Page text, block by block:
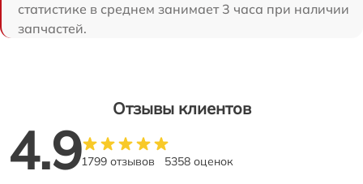
статистике в среднем занимает 3 часа при наличии
запчастей.
Отзывы клиентов
4.91799 отзывов 5358 оценок